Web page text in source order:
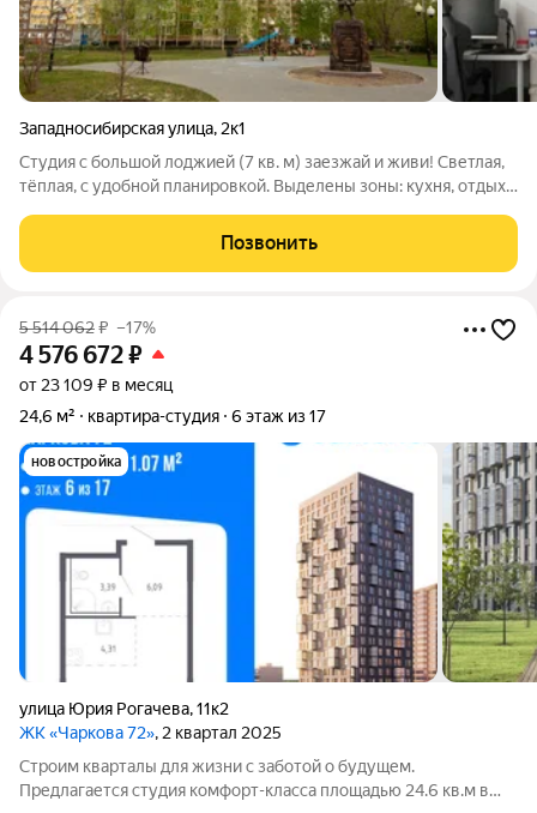
Западносибирская улица, 2к1
Студия с большой лоджией (7 кв. м) заезжай и живи! Светлая,
тёплая, с удобной планировкой. Выделены зоны: кухня, отдых,
Фильтры для
Позвонить
5 514 062₽ –17%
4 576 672₽
от 23 109 ₽ в месяц
24,6 м²
квартира-студия 6 этаж из 17
новостройка
улица Юрия Рогачева,11к2
ЖК «Чаркова 72», 2 квартал 2025
Строим кварталы для жизни с заботой о будущем.
Предлагается студия комфорт-класса площадью 24.6 кв.м в